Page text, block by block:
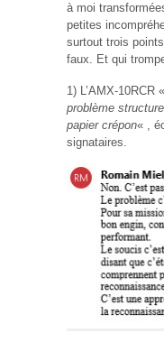
à moi
petites
surtout trois
faux. Et qui
1) L’AMX-10RCR «
problème
papier crépon« ,
signataires.